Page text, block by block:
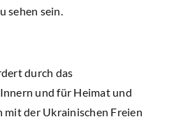
sehen sein.
durch das
und für Heimat und
der Ukrainischen Freien